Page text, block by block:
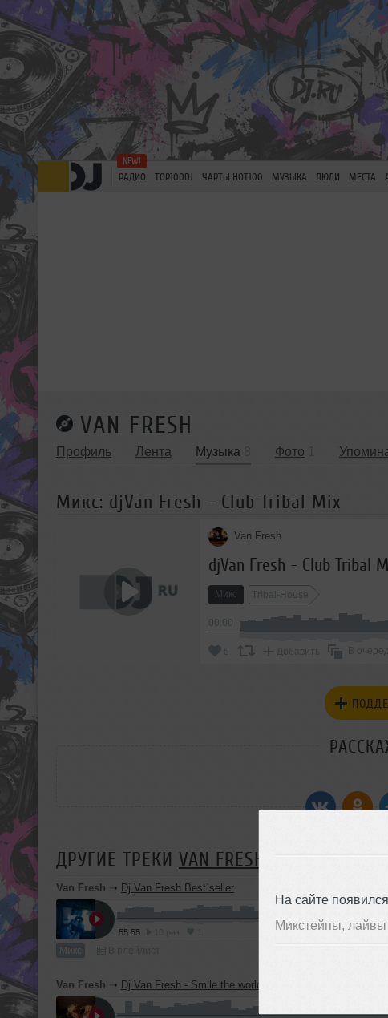
На сайте
Микстейпы,
РАДИО TOP100DJ ЧАРТЫ HOT100 МУЗЫКА ЛЮДИ МЕСТА
VAN FRESH
Профиль Лента Музыка Фото
Микс: djVan Fresh - Club Tribal Mix
Van Fresh
djVan Fresh - Club Tribal
Микс Tribal-House
5 Добавить В
ДРУГИЕ ТРЕКИ VAN FRESH
Van Fresh ➝ Dj Van Fresh Best`seller
55:55
Микс
Van Fresh ➝ Dj Van Fresh - Smile the world